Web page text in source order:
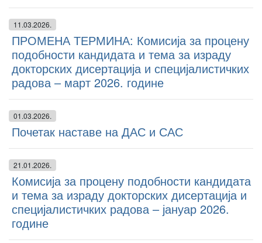
11.03.2026.
ПРОМЕНА ТЕРМИНА: Комисија за процену
подобности кандидата и тема за израду
докторских дисертација и специјалистичких
радова – март 2026. године
01.03.2026.
Почетак наставе на ДАС и САС
21.01.2026.
Комисија за процену подобности кандидата
и тема за израду докторских дисертација и
специјалистичких радова – јануар 2026.
године